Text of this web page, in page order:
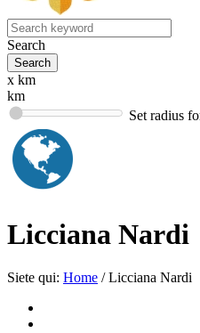
Search
x km
km
Set radius
Licciana Nardi
Siete qui: Home / Licciana Nardi